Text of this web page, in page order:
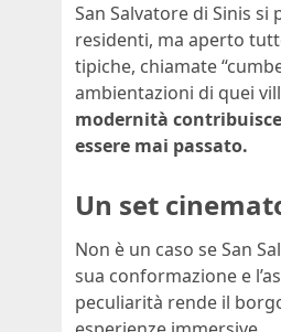
San Salvatore di Sinis
residenti, ma aperto
tipiche, chiamate
ambientazioni di quei
modernità
essere mai passato.
Un set
Non è un caso se San
sua conformazione e
peculiarità rende il